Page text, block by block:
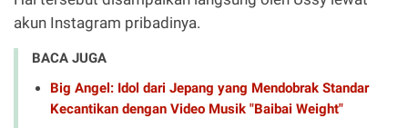
akun Instagram pribadinya.
BACA JUGA
Big Angel: Idol dari Jepang yang Mendobrak Standar
Kecantikan dengan Video Musik "Baibai Weight"